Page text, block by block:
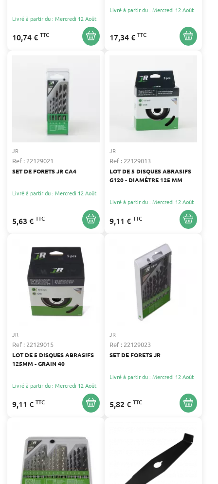
Livré à partir du : Mercredi 12 Août
10,74 € TTC
Livré à partir du : Mercredi 12 Août
17,34 € TTC
JR
Ref : 22129021
SET DE FORETS JR CA4
Livré à partir du : Mercredi 12 Août
5,63 € TTC
JR
Ref : 22129013
LOT DE 5 DISQUES ABRASIFS
G120 - DIAMÈTRE 125 MM
Livré à partir du : Mercredi 12 Août
9,11 € TTC
JR
Ref : 22129015
LOT DE 5 DISQUES ABRASIFS
125MM - GRAIN 40
Livré à partir du : Mercredi 12 Août
9,11 € TTC
JR
Ref : 22129023
SET DE FORETS JR
Livré à partir du : Mercredi 12 Août
5,82 € TTC